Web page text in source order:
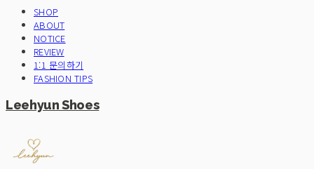
SHOP
ABOUT
NOTICE
REVIEW
1:1 문의하기
FASHION TIPS
Leehyun Shoes